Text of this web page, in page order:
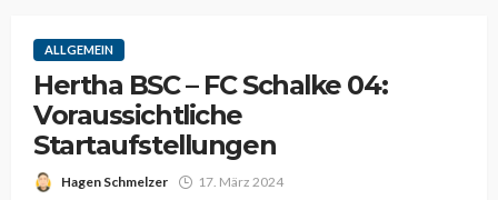
ALLGEMEIN
Hertha BSC – FC Schalke 04:
Voraussichtliche
Startaufstellungen
Hagen Schmelzer 17. März 2024